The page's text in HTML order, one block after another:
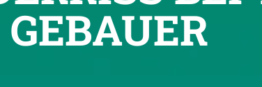
GEBAUER